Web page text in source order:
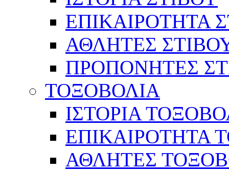
ΕΠΙΚΑΙΡΟΤΗΤΑ
ΑΘΛΗΤΕΣ
ΠΡΟΠΟΝΗΤΕΣ
ΤΟΞΟΒΟΛΙΑ
ΙΣΤΟΡΙΑ
ΕΠΙΚΑΙΡΟΤΗΤΑ
ΑΘΛΗΤΕΣ